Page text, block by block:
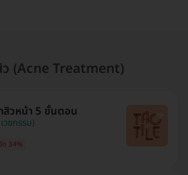
ว (Acne Treatment)
สิวหน้า 5 ขั้นตอน
ชกรรม)
ด 34%